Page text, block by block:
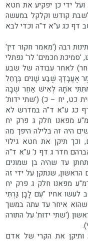
ידי כן יפקיע את חטא
קודש וקלקל במעשה
דף כג ע"א ד"ה וכדי לבא
רבה ('מאמר חקור דין'
'סמיכת חכמים' לר' נפתלי
לאחר עבודה של שבע
אֶעֱבָדְךָ שֶׁבַע שָׁנִים בְּרָחֵל
אֹתָהּ לְאִישׁ אַחֵר שְׁבָה
כט, יח – כ) ('שתי ידות'
כג ע"א ד"ה במדרש לא
מפאנו חלק ג פרק יח
היה זה בלילה היפך מה
תיקן את חטא גילוי
חדר ג דף נ' ע"א ד"ה
עד שהיה בן שמונים
שנתקן על ידי זה
מפאנו חלק ג פרק יח
לעשו אחיו "עִם לָבָן גַּרְתִּי
שהוא איחר עד עתה במשך
('שתי ידות' על התורה
ותיקן את הקרי של אדם